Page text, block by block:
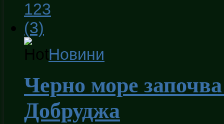
Новини
Черно море
Добруджа